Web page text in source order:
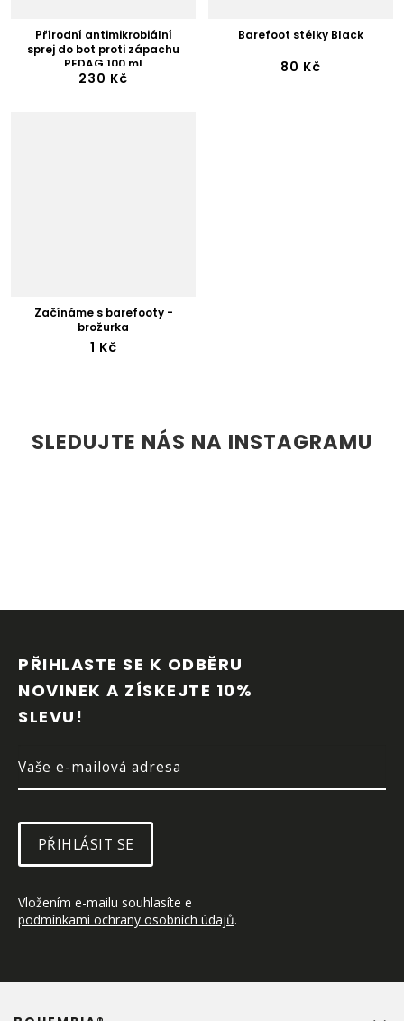
Přírodní antimikrobiální
sprej do bot proti zápachu
PEDAG 100 ml
230 Kč
Barefoot stélky Black
80 Kč
Začínáme s barefooty -
brožurka
1 Kč
SLEDUJTE NÁS NA INSTAGRAMU
PŘIHLASTE SE K ODBĚRU
NOVINEK A ZÍSKEJTE 10%
SLEVU!
PŘIHLÁSIT SE
Vložením e-mailu souhlasíte e
podmínkami ochrany osobních údajů.